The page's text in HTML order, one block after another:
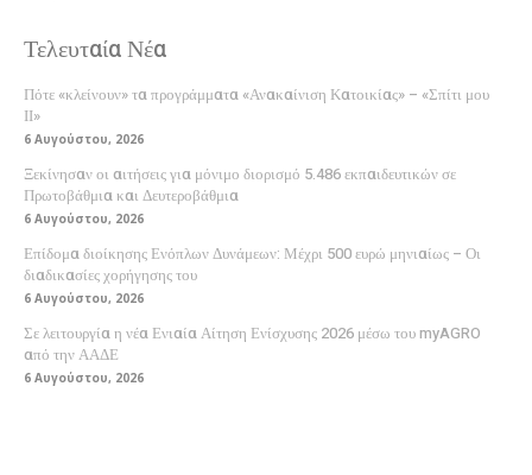
Τελευταία Νέα
Πότε «κλείνουν» τα προγράμματα «Ανακαίνιση Κατοικίας» – «Σπίτι μου
ΙΙ»
6 Αυγούστου, 2026
Ξεκίνησαν οι αιτήσεις για μόνιμο διορισμό 5.486 εκπαιδευτικών σε
Πρωτοβάθμια και Δευτεροβάθμια
6 Αυγούστου, 2026
Επίδομα διοίκησης Ενόπλων Δυνάμεων: Μέχρι 500 ευρώ μηνιαίως – Οι
διαδικασίες χορήγησης του
6 Αυγούστου, 2026
Σε λειτουργία η νέα Ενιαία Αίτηση Ενίσχυσης 2026 μέσω του myAGRO
από την ΑΑΔΕ
6 Αυγούστου, 2026